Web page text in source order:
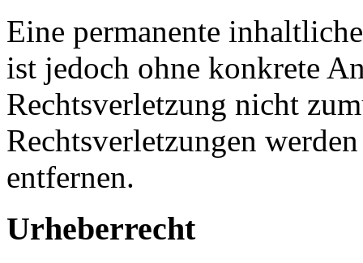
Eine permanente
ist jedoch ohne konkrete
Rechtsverletzung nicht
Rechtsverletzungen
entfernen.
Urheberrecht